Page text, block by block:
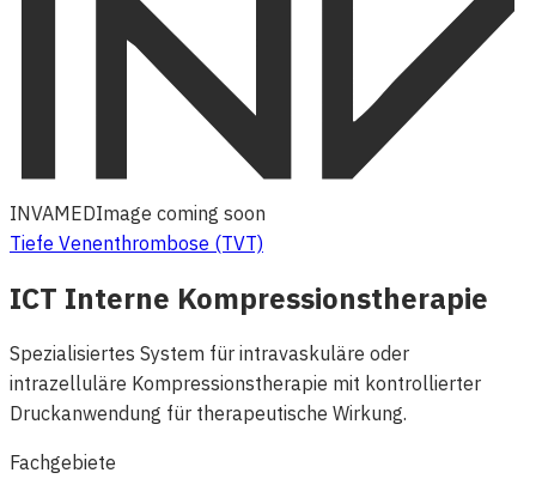
INVAMEDImage coming soon
Tiefe Venenthrombose (TVT)
ICT Interne Kompressionstherapie
Spezialisiertes System für intravaskuläre oder
intrazelluläre Kompressionstherapie mit kontrollierter
Druckanwendung für therapeutische Wirkung.
Fachgebiete